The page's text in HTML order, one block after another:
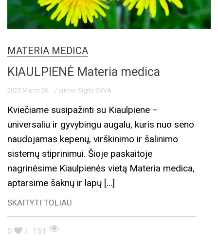
MATERIA MEDICA
KIAULPIENĖ Materia medica
2025 March 26 / author Sigita GYVA
Kviečiame susipažinti su Kiaulpiene –
universaliu ir gyvybingu augalu, kuris nuo seno
naudojamas kepenų, virškinimo ir šalinimo
sistemų stiprinimui. Šioje paskaitoje
nagrinėsime Kiaulpienės vietą Materia medica,
aptarsime šaknų ir lapų […]
SKAITYTI TOLIAU
0 / 151